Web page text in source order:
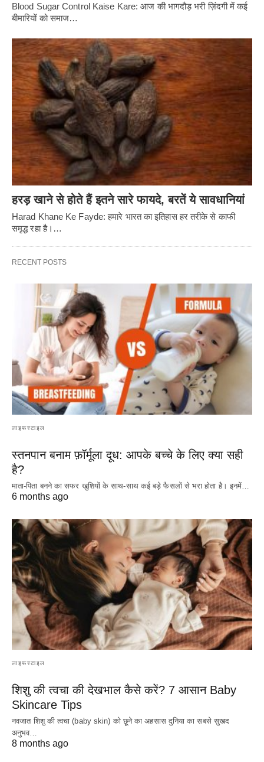
Blood Sugar Control Kaise Kare: आज की भागदौड़ भरी ज़िंदगी में कई
बीमारियों को समाज…
हरड़ खाने से होते हैं इतने सारे फायदे, बरतें ये सावधानियां
Harad Khane Ke Fayde: हमारे भारत का इतिहास हर तरीके से काफी
समृद्ध रहा है।…
RECENT POSTS
लाइफस्टाइल
स्तनपान बनाम फ़ॉर्मूला दूध: आपके बच्चे के लिए क्या सही
है?
माता-पिता बनने का सफर खुशियों के साथ-साथ कई बड़े फैसलों से भरा होता है। इनमें…
6 months ago
लाइफस्टाइल
शिशु की त्वचा की देखभाल कैसे करें? 7 आसान Baby
Skincare Tips
नवजात शिशु की त्वचा (baby skin) को छूने का अहसास दुनिया का सबसे सुखद
अनुभव…
8 months ago